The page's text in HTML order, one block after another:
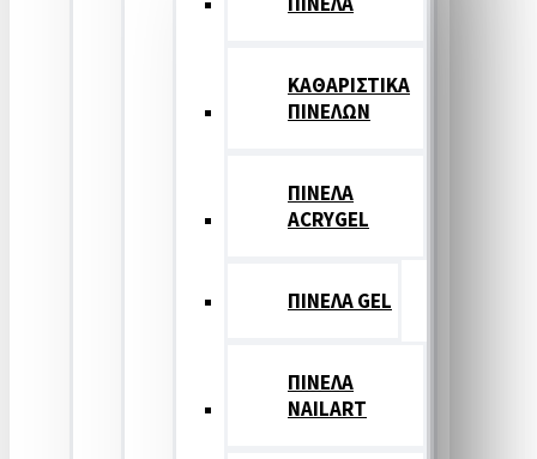
ΚΑΘΑΡΙΣΤΙΚΑ
ΠΙΝΕΛΩΝ
ΠΙΝΕΛΑ
ACRYGEL
ΠΙΝΕΛΑ GEL
ΠΙΝΕΛΑ
NAILART